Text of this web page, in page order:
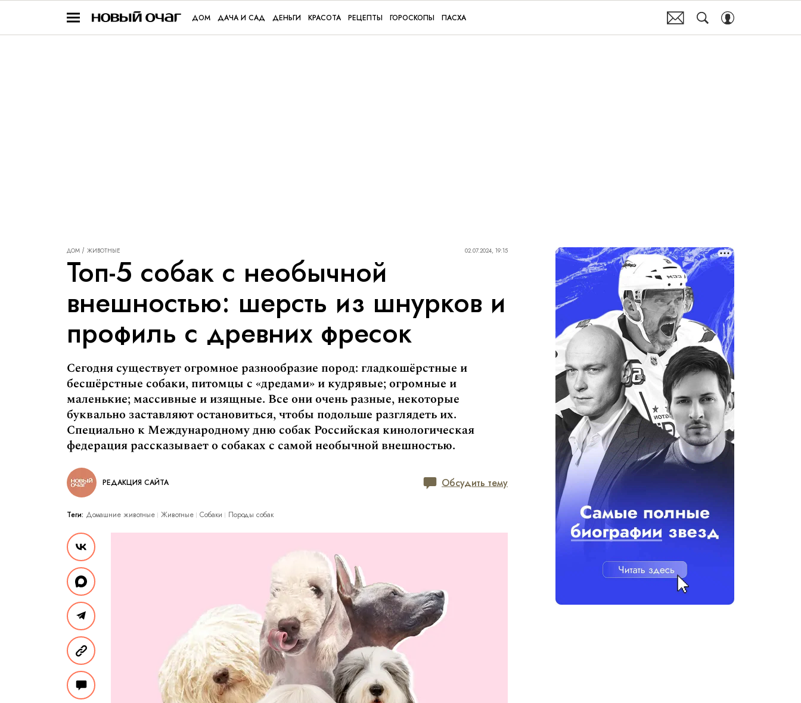
ДОМ ДАЧА И САД ДЕНЬГИ КРАСОТА РЕЦЕПТЫ ГОРОСКОПЫ ПАСХА
ДОМ ЖИВОТНЫЕ 02.07.2024, 19:15
Топ-5 собак с необычной
внешностью: шерсть из шнурков и
профиль с древних фресок
Сегодня существует огромное разнообразие пород: гладкошёрстные и
бесшёрстные собаки, питомцы с «дредами» и кудрявые; огромные и
маленькие; массивные и изящные. Все они очень разные, некоторые
буквально заставляют остановиться, чтобы подольше разглядеть их.
Специально к Международному дню собак Российская кинологическая
федерация рассказывает о собаках с самой необычной внешностью.
РЕДАКЦИЯ САЙТА Обсудить тему
Теги: Домашние животные Животные Собаки Породы собак